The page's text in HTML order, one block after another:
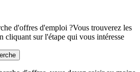
d'offres d'emploi ?Vous trouverez les
cliquant sur l'étape qui vous intéresse